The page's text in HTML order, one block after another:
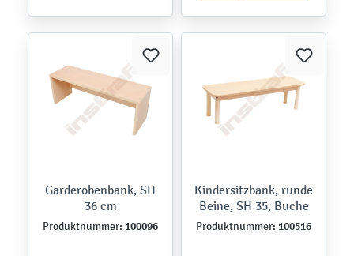
Garderobenbank, SH
36 cm
Produktnummer: 100096
Kindersitzbank, runde
Beine, SH 35, Buche
Produktnummer: 100516